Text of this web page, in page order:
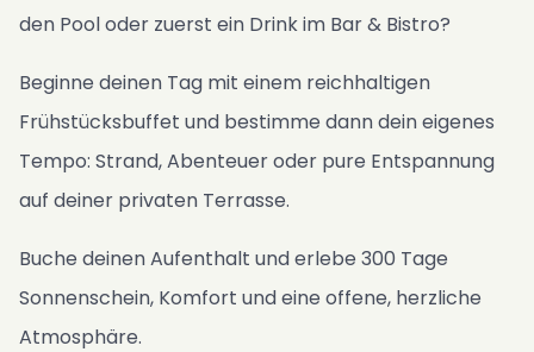
den Pool oder zuerst ein Drink im Bar & Bistro?
Beginne deinen Tag mit einem reichhaltigen
Frühstücksbuffet und bestimme dann dein eigenes
Tempo: Strand, Abenteuer oder pure Entspannung
auf deiner privaten Terrasse.
Buche deinen Aufenthalt und erlebe 300 Tage
Sonnenschein, Komfort und eine offene, herzliche
Atmosphäre.